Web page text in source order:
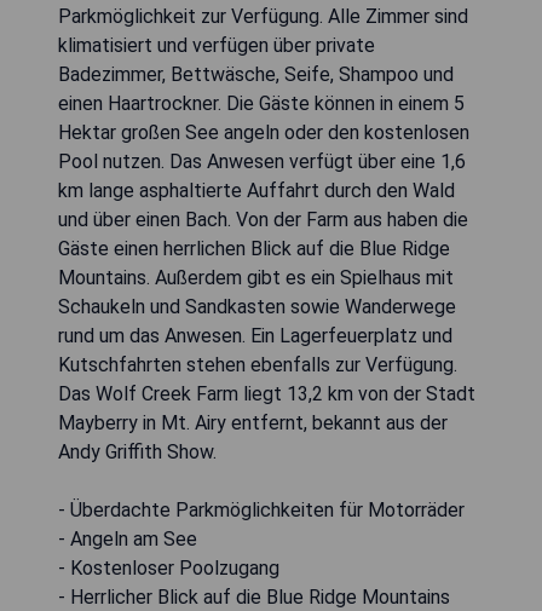
Parkmöglichkeit zur Verfügung. Alle Zimmer sind
klimatisiert und verfügen über private
Badezimmer, Bettwäsche, Seife, Shampoo und
einen Haartrockner. Die Gäste können in einem 5
Hektar großen See angeln oder den kostenlosen
Pool nutzen. Das Anwesen verfügt über eine 1,6
km lange asphaltierte Auffahrt durch den Wald
und über einen Bach. Von der Farm aus haben die
Gäste einen herrlichen Blick auf die Blue Ridge
Mountains. Außerdem gibt es ein Spielhaus mit
Schaukeln und Sandkasten sowie Wanderwege
rund um das Anwesen. Ein Lagerfeuerplatz und
Kutschfahrten stehen ebenfalls zur Verfügung.
Das Wolf Creek Farm liegt 13,2 km von der Stadt
Mayberry in Mt. Airy entfernt, bekannt aus der
Andy Griffith Show.
- Überdachte Parkmöglichkeiten für Motorräder
- Angeln am See
- Kostenloser Poolzugang
- Herrlicher Blick auf die Blue Ridge Mountains